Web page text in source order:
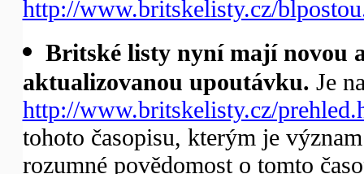
http://www.britskelisty.cz/
Britské listy nyní mají novou
aktualizovanou upoutávku. Je
http://www.britskelisty.cz/
tohoto časopisu, kterým je
rozumné povědomost o tomto